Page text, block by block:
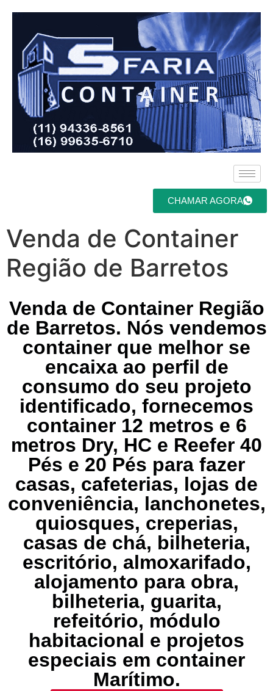
CHAMAR AGORA
Venda de Container
Região de Barretos
Venda de Container Região
de Barretos. Nós vendemos
container que melhor se
encaixa ao perfil de
consumo do seu projeto
identificado, fornecemos
container 12 metros e 6
metros Dry, HC e Reefer 40
Pés e 20 Pés para fazer
casas, cafeterias, lojas de
conveniência, lanchonetes,
quiosques, creperias,
casas de chá, bilheteria,
escritório, almoxarifado,
alojamento para obra,
bilheteria, guarita,
refeitório, módulo
habitacional e projetos
especiais em container
Marítimo.